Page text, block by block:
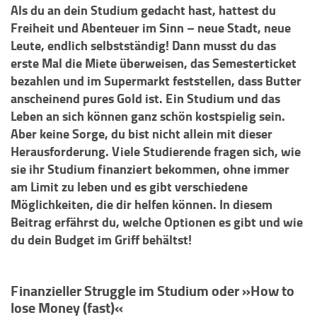
Als du an dein Studium gedacht hast, hattest du
Freiheit und Abenteuer im Sinn – neue Stadt, neue
Leute, endlich selbstständig! Dann musst du das
erste Mal die Miete überweisen, das Semesterticket
bezahlen und im Supermarkt feststellen, dass Butter
anscheinend pures Gold ist. Ein Studium und das
Leben an sich können ganz schön kostspielig sein.
Aber keine Sorge, du bist nicht allein mit dieser
Herausforderung. Viele Studierende fragen sich, wie
sie ihr Studium finanziert bekommen, ohne immer
am Limit zu leben und es gibt verschiedene
Möglichkeiten, die dir helfen können. In diesem
Beitrag erfährst du, welche Optionen es gibt und wie
du dein Budget im Griff behältst!
Finanzieller Struggle im Studium oder »How to
lose Money (fast)«